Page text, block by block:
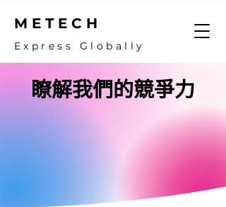
METECH
Express Globally
瞭解我們的競爭力